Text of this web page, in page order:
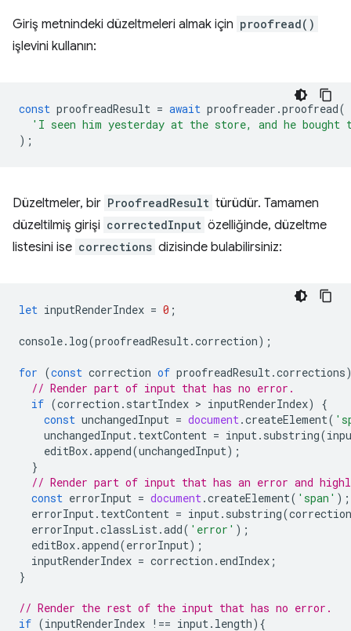
Giriş metnindeki düzeltmeleri almak için proofread()
işlevini kullanın:
const proofreadResult = await proofreader .proofread(
'I seen him yesterday at the store, and he
);
Düzeltmeler, bir ProofreadResult türüdür. Tamamen
düzeltilmiş girişi correctedInput özelliğinde, düzeltme
listesini ise corrections dizisinde bulabilirsiniz:
let inputRenderIndex = 0 ;
console. log(proofreadResult.correction);
for (const correction of proofreadResult.corrections
// Render part of input that has no error.
if (correction . startIndex > inputRenderIndex)
{
const unchangedInput = document.createElement(
unchangedInput. textContent = input. substring(
editBox.append(unchangedInput);
}
// Render part of input that has an error and
const errorInput = document.createElement( 'span' );
errorInput. textContent = input. substring(correction
errorInput.classList.add( 'error' );
editBox.append(errorInput);
inputRenderIndex = correction . endIndex ;
}
// Render the rest of the input that has no error.
if (inputRenderIndex !== input. length){